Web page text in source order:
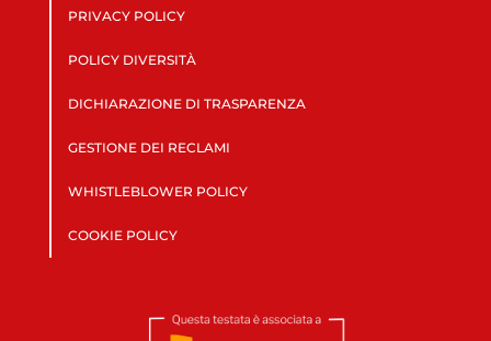
PRIVACY POLICY
POLICY DIVERSITÀ
DICHIARAZIONE DI TRASPARENZA
GESTIONE DEI RECLAMI
WHISTLEBLOWER POLICY
COOKIE POLICY